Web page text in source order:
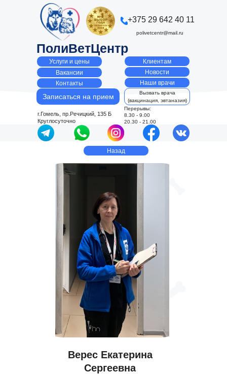
Записаться на прием
Вызвать врача
(вакцинация, эвтаназия)
ПолиВетЦентр
+375 29 642 40 11
Услуги и цены
Наши врачи
Контакты
Новости
Вакансии
Клиентам
г.Гомель, пр.Речицкий, 135 Б
Круглосуточно
Перерывы:
8.30 - 9.00
20.30 - 21.00
polivetcentr@mail.ru
Назад
Верес Екатерина
Сергеевна